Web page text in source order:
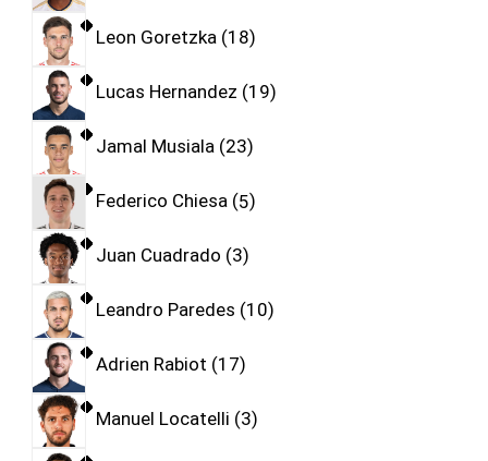
Leon Goretzka 18
Lucas Hernandez 19
Jamal Musiala 23
Federico Chiesa 5
Juan Cuadrado 3
Leandro Paredes 10
Adrien Rabiot 17
Manuel Locatelli 3